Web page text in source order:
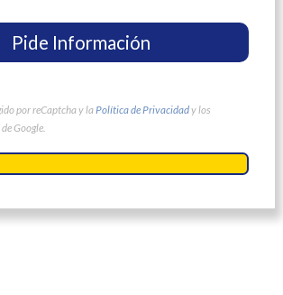
por reCaptcha y la Política de Privacidady los
de Google.